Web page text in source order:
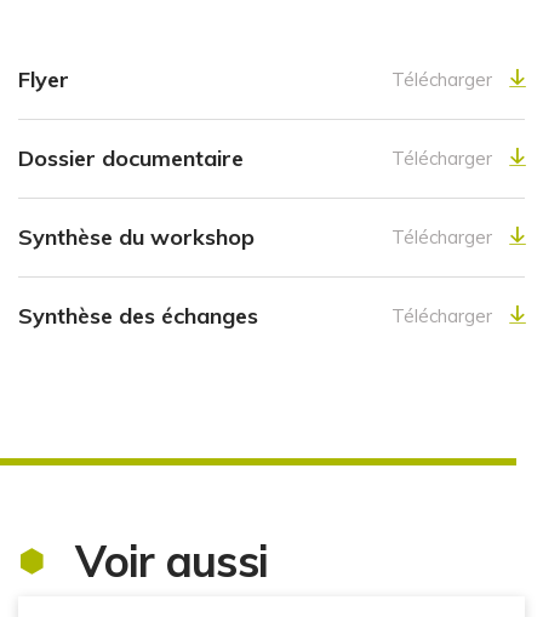
Flyer Télécharger
Dossier documentaire Télécharger
Synthèse du workshop Télécharger
Synthèse des échanges Télécharger
Voir aussi